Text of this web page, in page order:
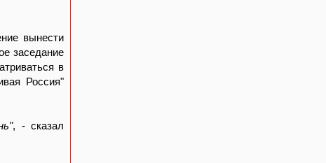
вынести
заседание
в
Россия"
, - сказал